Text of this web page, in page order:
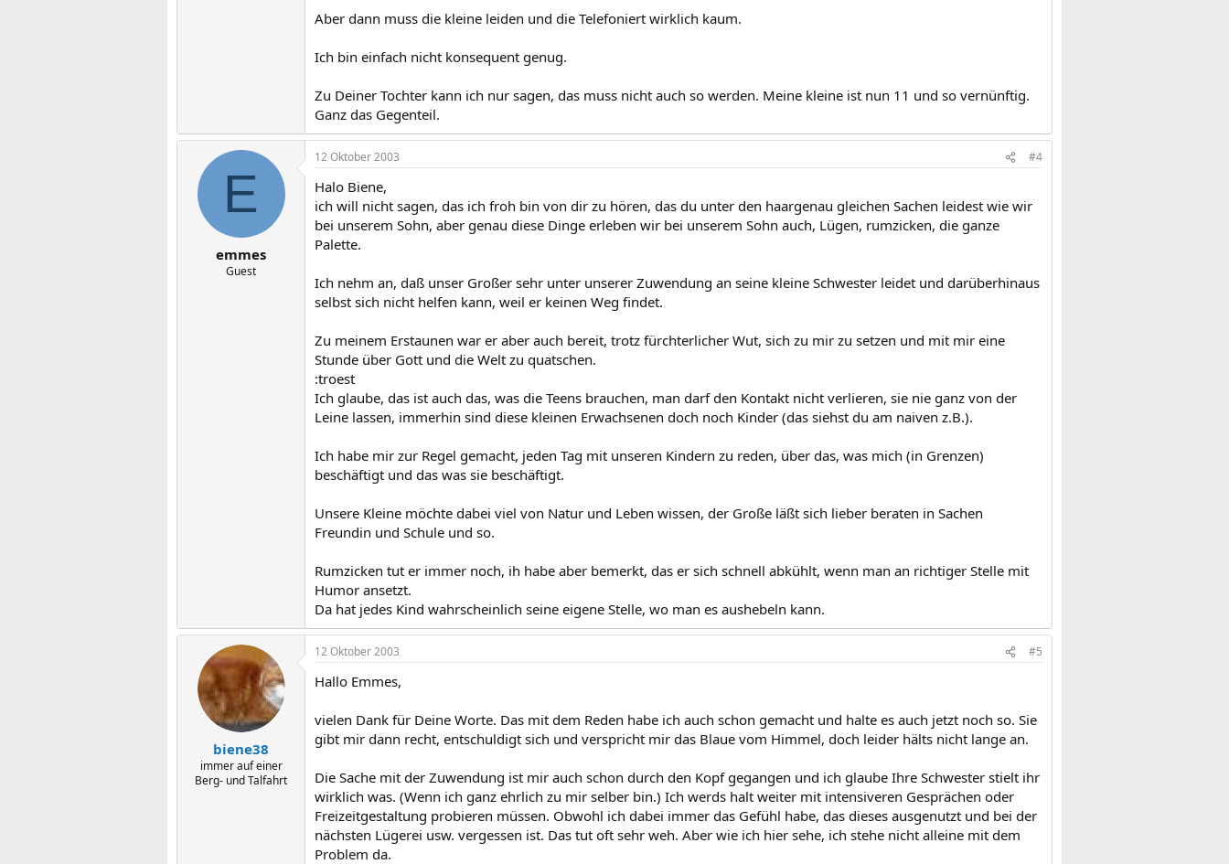
Aber dann muss die kleine leiden und die Telefoniert wirklich kaum.
Ich bin einfach nicht konsequent genug.
Zu Deiner Tochter kann ich nur sagen, das muss nicht auch so werden. Meine kleine ist nun 11 und so vernünftig.
Ganz das Gegenteil.
E
emmes
Guest
12 Oktober 2003 #4
Halo Biene,
ich will nicht sagen, das ich froh bin von dir zu hören, das du unter den haargenau gleichen Sachen leidest wie wir
bei unserem Sohn, aber genau diese Dinge erleben wir bei unserem Sohn auch, Lügen, rumzicken, die ganze
Palette.
Ich nehm an, daß unser Großer sehr unter unserer Zuwendung an seine kleine Schwester leidet und darüberhinaus
selbst sich nicht helfen kann, weil er keinen Weg findet.
Zu meinem Erstaunen war er aber auch bereit, trotz fürchterlicher Wut, sich zu mir zu setzen und mit mir eine
Stunde über Gott und die Welt zu quatschen.
:troest
Ich glaube, das ist auch das, was die Teens brauchen, man darf den Kontakt nicht verlieren, sie nie ganz von der
Leine lassen, immerhin sind diese kleinen Erwachsenen doch noch Kinder (das siehst du am naiven z.B.).
Ich habe mir zur Regel gemacht, jeden Tag mit unseren Kindern zu reden, über das, was mich (in Grenzen)
beschäftigt und das was sie beschäftigt.
Unsere Kleine möchte dabei viel von Natur und Leben wissen, der Große läßt sich lieber beraten in Sachen
Freundin und Schule und so.
Rumzicken tut er immer noch, ih habe aber bemerkt, das er sich schnell abkühlt, wenn man an richtiger Stelle mit
Humor ansetzt.
Da hat jedes Kind wahrscheinlich seine eigene Stelle, wo man es aushebeln kann.
biene38
immer auf einer
Berg- und Talfahrt
12 Oktober 2003 #5
Hallo Emmes,
vielen Dank für Deine Worte. Das mit dem Reden habe ich auch schon gemacht und halte es auch jetzt noch so. Sie
gibt mir dann recht, entschuldigt sich und verspricht mir das Blaue vom Himmel, doch leider hälts nicht lange an.
Die Sache mit der Zuwendung ist mir auch schon durch den Kopf gegangen und ich glaube Ihre Schwester stielt ihr
wirklich was. (Wenn ich ganz ehrlich zu mir selber bin.) Ich werds halt weiter mit intensiveren Gesprächen oder
Freizeitgestaltung probieren müssen. Obwohl ich dabei immer das Gefühl habe, das dieses ausgenutzt und bei der
nächsten Lügerei usw. vergessen ist. Das tut oft sehr weh. Aber wie ich hier sehe, ich stehe nicht alleine mit dem
Problem da.